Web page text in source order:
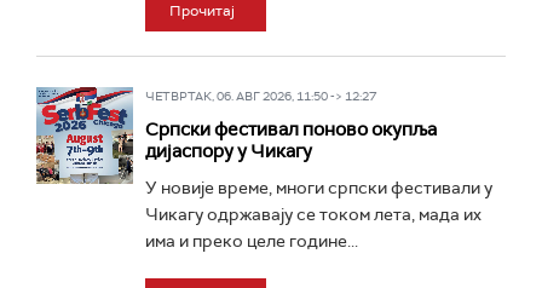
Прочитај
ЧЕТВРТАК, 06. АВГ 2026, 11:50 -> 12:27
Српски фестивал поново окупља
дијаспору у Чикагу
У новије време, многи српски фестивали у
Чикагу одржавају се током лета, мада их
има и преко целе године...